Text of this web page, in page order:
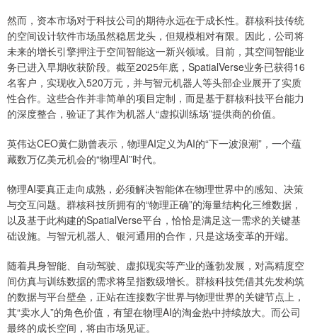
然而，资本市场对于科技公司的期待永远在于成长性。群核科技传统
的空间设计软件市场虽然稳居龙头，但规模相对有限。因此，公司将
未来的增长引擎押注于空间智能这一新兴领域。目前，其空间智能业
务已进入早期收获阶段。截至2025年底，SpatialVerse业务已获得16
名客户，实现收入520万元，并与智元机器人等头部企业展开了实质
性合作。这些合作并非简单的项目定制，而是基于群核科技平台能力
的深度整合，验证了其作为机器人“虚拟训练场”提供商的价值。
英伟达CEO黄仁勋曾表示，物理AI定义为AI的“下一波浪潮”，一个蕴
藏数万亿美元机会的“物理AI”时代。
物理AI要真正走向成熟，必须解决智能体在物理世界中的感知、决策
与交互问题。群核科技所拥有的“物理正确”的海量结构化三维数据，
以及基于此构建的SpatialVerse平台，恰恰是满足这一需求的关键基
础设施。与智元机器人、银河通用的合作，只是这场变革的开端。
随着具身智能、自动驾驶、虚拟现实等产业的蓬勃发展，对高精度空
间仿真与训练数据的需求将呈指数级增长。群核科技凭借其先发构筑
的数据与平台壁垒，正站在连接数字世界与物理世界的关键节点上，
其“卖水人”的角色价值，有望在物理AI的淘金热中持续放大。而公司
最终的成长空间，将由市场见证。